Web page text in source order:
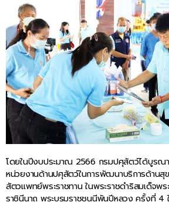
โดยในปีงบประมาณ 2566 กรมปศุสัตว์ได้บูรณา
หน่วยงานด้านปศุสัตว์ในการพัฒนาบริการด้านสุ
สัตวแพทย์พระราชทาน ในพระราชดำริสมเด็จพร
ราชินีนาถ พระบรมราชชนนีพันปีหลวง ครั้งที่ 4